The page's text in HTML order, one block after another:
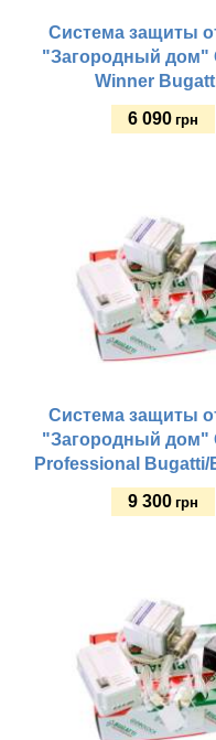
Система защиты
"Загородный дом"
Winner
6 090 грн
Система защиты
"Загородный дом"
Professional Bugatti/
9 300 грн